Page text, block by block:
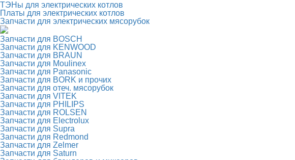
ТЭНы для электрических котлов
Платы для электрических котлов
Запчасти для электрических мясорубок
Запчасти для BOSCH
Запчасти для KENWOOD
Запчасти для BRAUN
Запчасти для Moulinex
Запчасти для Panasonic
Запчасти для BORK и прочих
Запчасти для отеч. мясорубок
Запчасти для VITEK
Запчасти для PHILIPS
Запчасти для ROLSEN
Запчасти для Electrolux
Запчасти для Supra
Запчасти для Redmond
Запчасти для Zelmer
Запчасти для Saturn